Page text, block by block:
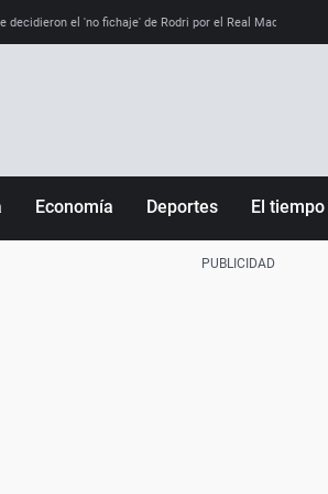
decidieron el 'no fichaje' de Rodri por el Real Madrid y su
Economía Deportes El tiempo